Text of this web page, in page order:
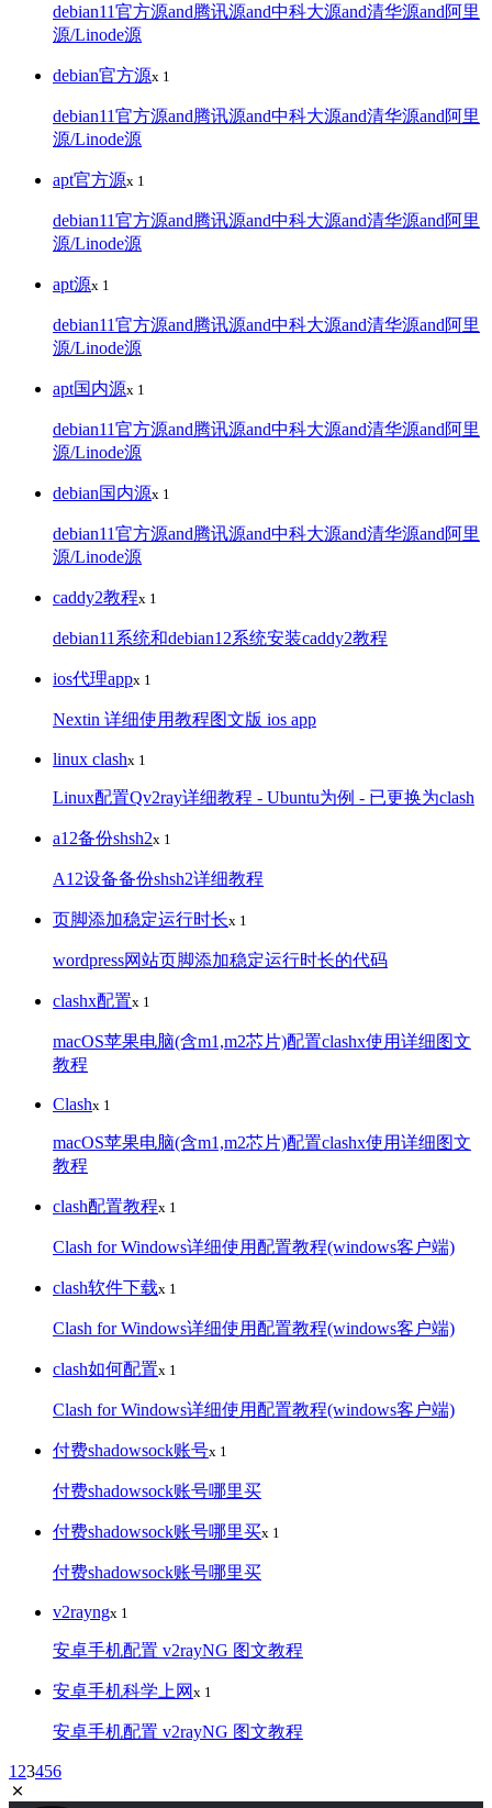
debian11官方源and腾讯源and中科大源and清华源and阿里
源/Linode源
debian官方源x 1
debian11官方源and腾讯源and中科大源and清华源and阿里
源/Linode源
apt官方源x 1
debian11官方源and腾讯源and中科大源and清华源and阿里
源/Linode源
apt源x 1
debian11官方源and腾讯源and中科大源and清华源and阿里
源/Linode源
apt国内源x 1
debian11官方源and腾讯源and中科大源and清华源and阿里
源/Linode源
debian国内源x 1
debian11官方源and腾讯源and中科大源and清华源and阿里
源/Linode源
caddy2教程x 1
debian11系统和debian12系统安装caddy2教程
ios代理appx 1
Nextin 详细使用教程图文版 ios app
linux clashx 1
Linux配置Qv2ray详细教程 - Ubuntu为例 - 已更换为clash
a12备份shsh2x 1
A12设备备份shsh2详细教程
页脚添加稳定运行时长x 1
wordpress网站页脚添加稳定运行时长的代码
clashx配置x 1
macOS苹果电脑(含m1,m2芯片)配置clashx使用详细图文
教程
Clashx 1
macOS苹果电脑(含m1,m2芯片)配置clashx使用详细图文
教程
clash配置教程x 1
Clash for Windows详细使用配置教程(windows客户端)
clash软件下载x 1
Clash for Windows详细使用配置教程(windows客户端)
clash如何配置x 1
Clash for Windows详细使用配置教程(windows客户端)
付费shadowsock账号x 1
付费shadowsock账号哪里买
付费shadowsock账号哪里买x 1
付费shadowsock账号哪里买
v2rayngx 1
安卓手机配置 v2rayNG 图文教程
安卓手机科学上网 x 1
安卓手机配置 v2rayNG 图文教程
1 23456